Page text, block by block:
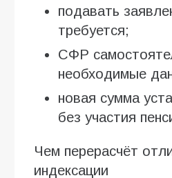
подавать
требуется;
СФР
необходимые
новая сумма
без участия
Чем перерасчёт
индексации